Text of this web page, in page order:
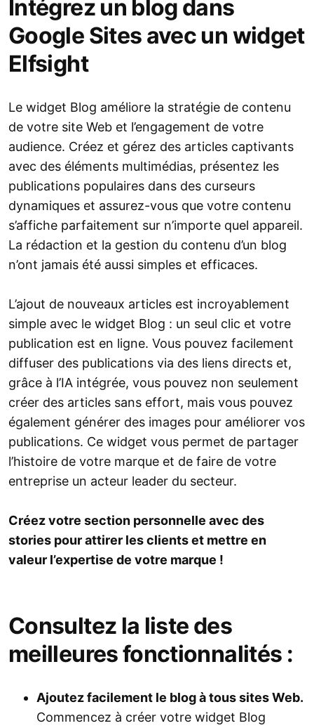
Intégrez un blog dans
Google Sites avec un widget
Elfsight
Le widget Blog améliore la stratégie de contenu
de votre site Web et l’engagement de votre
audience. Créez et gérez des articles captivants
avec des éléments multimédias, présentez les
publications populaires dans des curseurs
dynamiques et assurez-vous que votre contenu
s’affiche parfaitement sur n’importe quel appareil.
La rédaction et la gestion du contenu d’un blog
n’ont jamais été aussi simples et efficaces.
L’ajout de nouveaux articles est incroyablement
simple avec le widget Blog : un seul clic et votre
publication est en ligne. Vous pouvez facilement
diffuser des publications via des liens directs et,
grâce à l’IA intégrée, vous pouvez non seulement
créer des articles sans effort, mais vous pouvez
également générer des images pour améliorer vos
publications. Ce widget vous permet de partager
l’histoire de votre marque et de faire de votre
entreprise un acteur leader du secteur.
Créez votre section personnelle avec des
stories pour attirer les clients et mettre en
valeur l’expertise de votre marque !
Consultez la liste des
meilleures fonctionnalités :
Ajoutez facilement le blog à tous sites Web.
Commencez à créer votre widget Blog